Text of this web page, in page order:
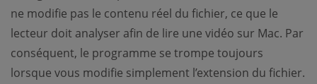
ne modifie pas le contenu réel du fichier, ce que le
lecteur doit analyser afin de lire une vidéo sur Mac. Par
conséquent, le programme se trompe toujours
lorsque vous modifie simplement l’extension du fichier.